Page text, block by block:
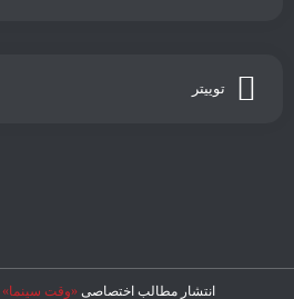
توییتر
انتشار مطالب اختصاصی «وقت سینما»